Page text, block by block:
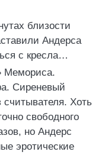
близости
Андерса
с кресла…
Мемориса.
Сиреневый
Хоть
свободного
но Андерс
эротические